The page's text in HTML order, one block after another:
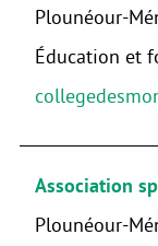
Plounéour-
Éducation et
Association
Plounéour-